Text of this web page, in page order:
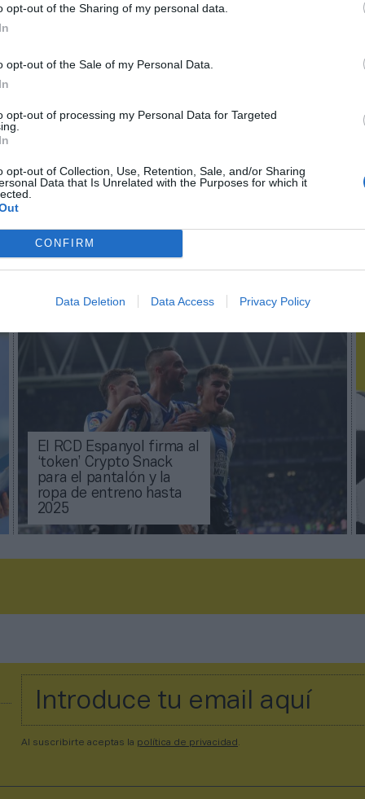
opt-out of the Sharing of my personal data.
opt-out of the Sale of my Personal Data.
opt-out of processing my Personal Data for Targeted
opt-out of Collection, Use, Retention, Sale, and/or Sharing
Data that Is Unrelated with the Purposes for which it
CONFIRM
Data Deletion Data Access Privacy Policy
no formas parte de 2Playbook
¡Hazte Socio para acceder a este contenido exclusivo!
¡Suscríbete! Inicia sesión
El RCD Espanyol firma al
‘token’ Crypto Snack
para el pantalón y la
ropa de entreno hasta
2025
Al suscribirte aceptas la política de privacidad